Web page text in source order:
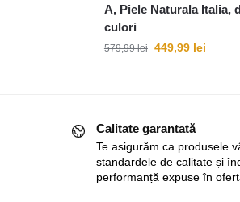
A, Piele Naturala Italia,
culori
579,99lei 449,99 lei
Calitate garantată
Te asigurăm ca produsele
standardele de calitate și
performanță expuse în